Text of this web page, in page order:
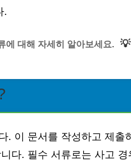
.
에 대해 자세히 알아보세요. 💡
. 이 문서를 작성하고 제출
다. 필수 서류로는 사고